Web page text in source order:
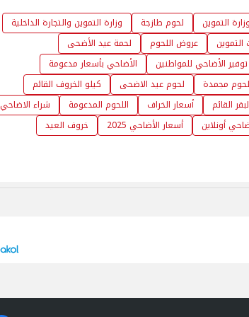
التموين لحوم طازجة
وزارة التموين والتجارة الداخلية
عروض اللحوم
لحمة عيد الأضحى
توفير الأضاحي للمواطنين
الأضاحي بأسعار مدعومة
لحوم مجمدة لحوم عيد الاضحى
كيلو الخروف القائم
القائم أسعار الخراف اللحوم المدعومة
شراء الاضاحي
أونلاين أسعار الأضاحي 2025
خروف العيد